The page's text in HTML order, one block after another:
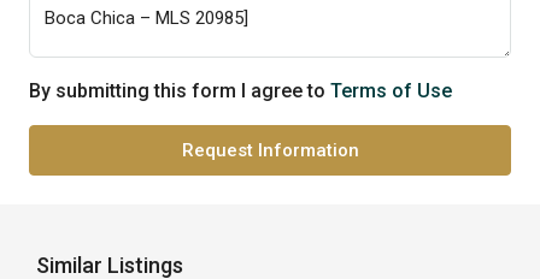
By submitting this form I agree to Terms of Use
Request Information
Similar Listings